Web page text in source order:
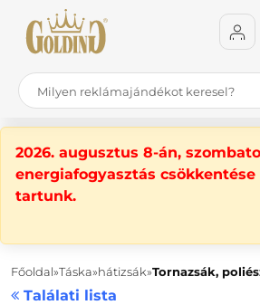
2026. augusztus 8-án,
energiafogyasztás
tartunk.
Főoldal Táska hátizsák Tornazsák,
Találati lista